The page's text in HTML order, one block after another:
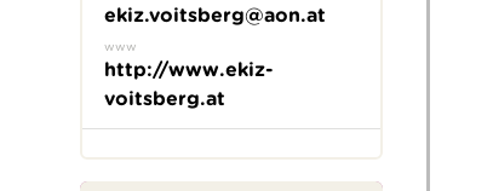
ekiz.voitsberg@aon.at
www
http://www.ekiz-
voitsberg.at